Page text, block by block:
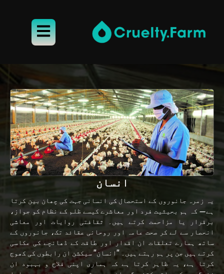
انسان
یہ زمرہ جانوروں کے استحصال کی انسانی جہت کی چھان بین کرتا
ہے— کہ ہم بحیثیت فرد اور معاشرے کیسے ظلم کے نظام کو جواز،
برقرار یا مزاحمت کرتے ہیں۔ ثقافتی روایات اور معاشی
انحصار سے لے کر صحت عامہ اور روحانی عقائد تک، جانوروں کے
ساتھ ہمارے تعلقات ان اقدار اور طاقت کے ڈھانچے کی عکاسی
کرتے ہیں جن پر ہم رہتے ہیں۔ "انسان" سیکشن ان رابطوں کی کھوج
کرتا ہے، یہ ظاہر کرتا ہے کہ ہماری اپنی فلاح و بہبود ان